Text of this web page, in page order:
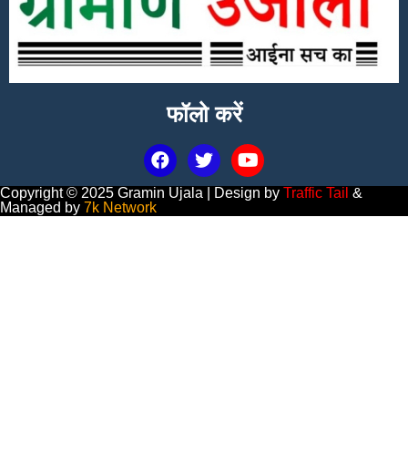
फॉलो करें
Copyright © 2025 Gramin Ujala | Design by Traffic Tail &
Managed by 7k Network